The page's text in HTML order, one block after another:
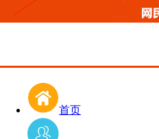
首页